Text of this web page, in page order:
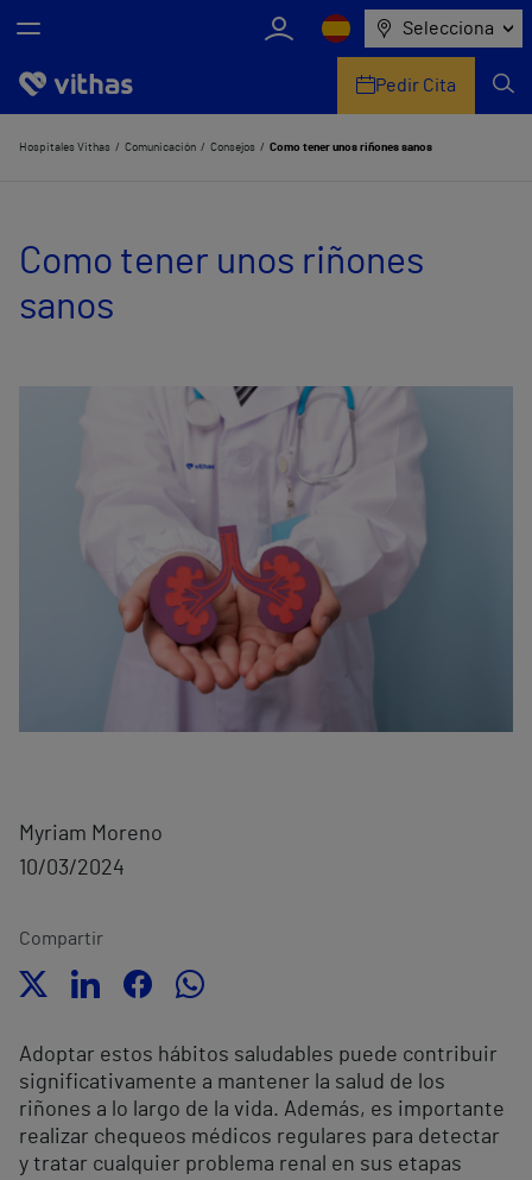
Selecciona
Nosotros
Servicios de salud
Equipo médico y asistencial
Pedir Cita
Hospitales Vithas Comunicación Consejos Como tener unos riñones sanos
Como tener unos riñones
sanos
Myriam Moreno
10/03/2024
Compartir
Adoptar estos hábitos saludables puede contribuir
significativamente a mantener la salud de los
riñones a lo largo de la vida. Además, es importante
realizar chequeos médicos regulares para detectar
y tratar cualquier problema renal en sus etapas